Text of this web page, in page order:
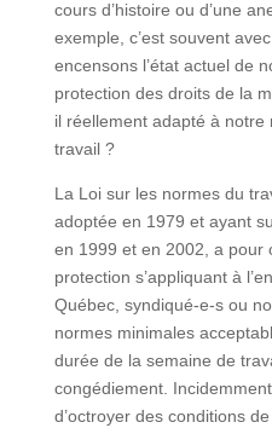
cours d’histoire ou d’une
exemple, c’est souvent
encensons l’état actuel de
protection des droits de la
il réellement adapté à
travail ?
La Loi sur les normes du
adoptée en 1979 et ayant
en 1999 et en 2002, a pour
protection s’appliquant à
Québec, syndiqué-e-s ou
normes minimales
durée de la semaine de
congédiement.
d’octroyer des conditions